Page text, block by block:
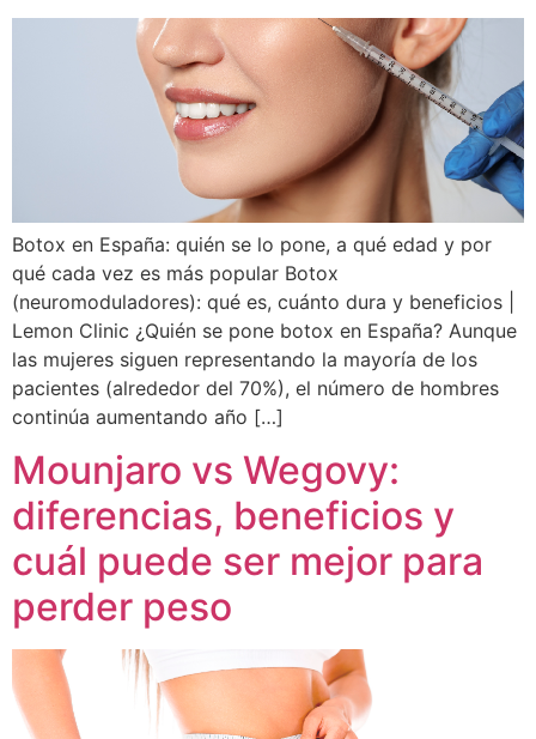
Botox en España: quién se lo pone, a qué edad y por
qué cada vez es más popular Botox
(neuromoduladores): qué es, cuánto dura y beneficios |
Lemon Clinic ¿Quién se pone botox en España? Aunque
las mujeres siguen representando la mayoría de los
pacientes (alrededor del 70%), el número de hombres
continúa aumentando año […]
Mounjaro vs Wegovy:
diferencias, beneficios y
cuál puede ser mejor para
perder peso